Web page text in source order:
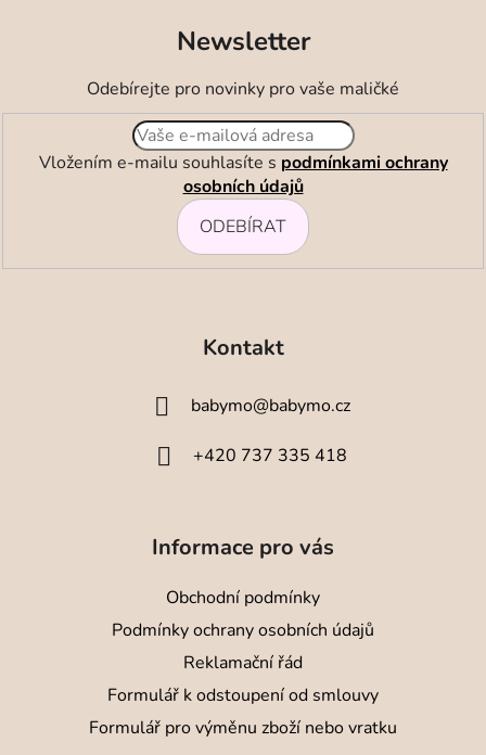
Newsletter
Odebírejte pro novinky pro vaše maličké
Vložením e-mailu souhlasíte s podmínkami ochrany
osobních údajů
ODEBÍRAT
Kontakt
babymo@babymo.cz
+420 737 335 418
Informace pro vás
Obchodní podmínky
Podmínky ochrany osobních údajů
Reklamační řád
Formulář k odstoupení od smlouvy
Formulář pro výměnu zboží nebo vratku